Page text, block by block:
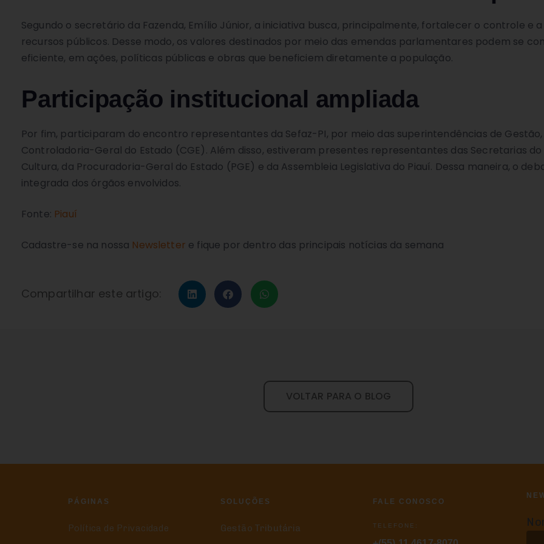
Segundo o secretário da Fazenda, Emílio Júnior, a iniciativa busca, principalmente, fortalecer o controle e
recursos públicos. Desse modo, os valores destinados por meio das emendas parlamentares podem se
eficiente, em ações, políticas públicas e obras que beneficiem diretamente a população.
Participação institucional ampliada
Por fim, participaram do encontro representantes da Sefaz-PI, por meio das superintendências de Gestão,
Controladoria-Geral do Estado (CGE). Além disso, estiveram presentes representantes das Secretarias
Cultura, da Procuradoria-Geral do Estado (PGE) e da Assembleia Legislativa do Piauí. Dessa maneira, o
integrada dos órgãos envolvidos.
Fonte: Piauí
Cadastre-se na nossa Newsletter e fique por dentro das principais notícias da semana
Compartilhar este artigo:
VOLTAR PARA O BLOG
PÁGINAS
Política de Privacidade
SOLUÇÕES
Gestão Tributária
FALE CONOSCO
TELEFONE: